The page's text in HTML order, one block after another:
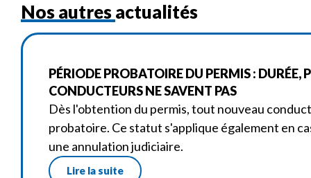
Nos autres actualités
PÉRIODE PROBATOIRE DU PERMIS : DURÉE,
CONDUCTEURS NE SAVENT PAS
Dès l'obtention du permis, tout nouveau
probatoire. Ce statut s'applique également en
une annulation judiciaire.
Lire la suite